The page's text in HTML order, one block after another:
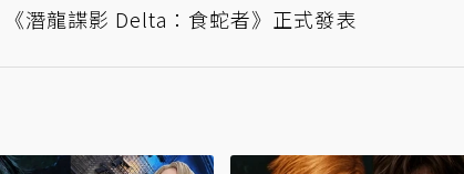
潛龍諜影 Delta：食蛇者》正式發表